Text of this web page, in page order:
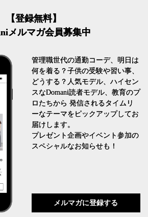
【登録無料】
メルマガ会員募集中
管理職世代の通勤コーデ、明日は
何を着る？子供の受験や習い事、
どうする？人気モデル、ハイセン
スなDomani読者モデル、教育のプ
ロたちから 発信されるタイムリ
ーなテーマをピックアップしてお
届けします。
プレゼント企画やイベント参加の
スペシャルなお知らせも！
メルマガに登録する